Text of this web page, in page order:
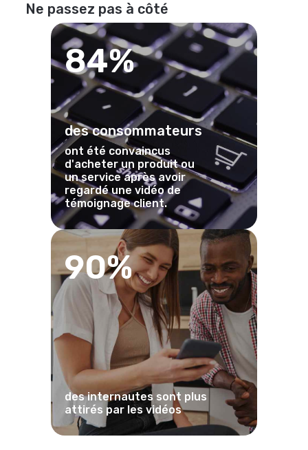
Ne passez pas à côté
84%
des consommateurs
ont été convaincus
d'acheter un produit ou
un service après avoir
regardé une vidéo de
témoignage client.
90%
des internautes sont plus
attirés par les vidéos